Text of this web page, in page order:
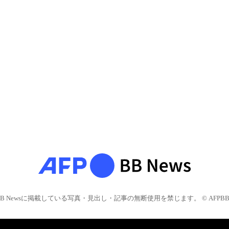
Newsに掲載している写真・見出し・記事の無断使用を禁じます。 © AFPBB